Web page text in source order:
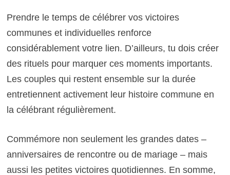
Prendre le temps de célébrer vos victoires
communes et individuelles renforce
considérablement votre lien. D’ailleurs, tu dois créer
des rituels pour marquer ces moments importants.
Les couples qui restent ensemble sur la durée
entretiennent activement leur histoire commune en
la célébrant régulièrement.
Commémore non seulement les grandes dates –
anniversaires de rencontre ou de mariage – mais
aussi les petites victoires quotidiennes. En somme,